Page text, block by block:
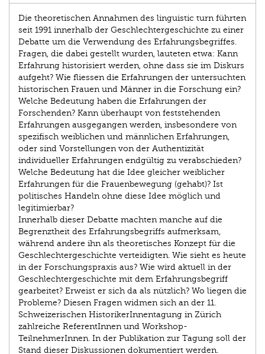
Die theoretischen Annahmen des linguistic turn führten
seit 1991 innerhalb der Geschlechtergeschichte zu einer
Debatte um die Verwendung des Erfahrungsbegriffes.
Fragen, die dabei gestellt wurden, lauteten etwa: Kann
Erfahrung historisiert werden, ohne dass sie im Diskurs
aufgeht? Wie fliessen die Erfahrungen der untersuchten
historischen Frauen und Männer in die Forschung ein?
Welche Bedeutung haben die Erfahrungen der
Forschenden? Kann überhaupt von feststehenden
Erfahrungen ausgegangen werden, insbesondere von
spezifisch weiblichen und männlichen Erfahrungen,
oder sind Vorstellungen von der Authentizität
individueller Erfahrungen endgültig zu verabschieden?
Welche Bedeutung hat die Idee gleicher weiblicher
Erfahrungen für die Frauenbewegung (gehabt)? Ist
politisches Handeln ohne diese Idee möglich und
legitimierbar?
Innerhalb dieser Debatte machten manche auf die
Begrenztheit des Erfahrungsbegriffs aufmerksam,
während andere ihn als theoretisches Konzept für die
Geschlechtergeschichte verteidigten. Wie sieht es heute
in der Forschungspraxis aus? Wie wird aktuell in der
Geschlechtergeschichte mit dem Erfahrungsbegriff
gearbeitet? Erweist er sich da als nützlich? Wo liegen die
Probleme? Diesen Fragen widmen sich an der 11.
Schweizerischen HistorikerInnentagung in Zürich
zahlreiche ReferentInnen und Workshop-
TeilnehmerInnen. In der Publikation zur Tagung soll der
Stand dieser Diskussionen dokumentiert werden.